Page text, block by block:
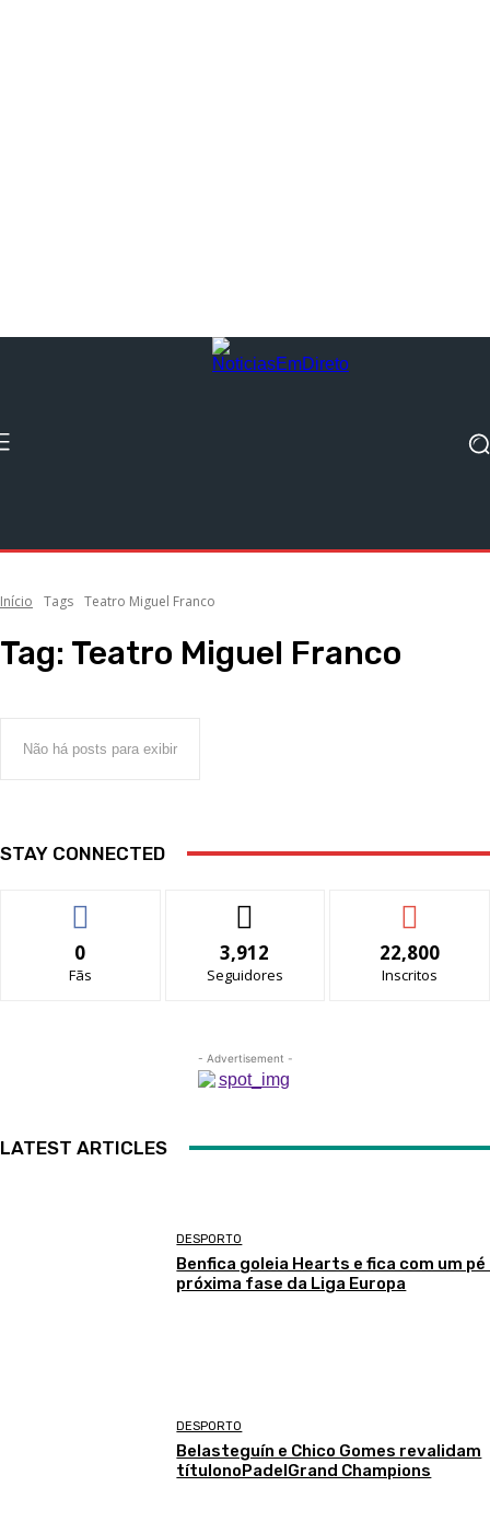
Início Tags Teatro Miguel Franco
Tag: Teatro Miguel Franco
Não há posts para exibir
STAY CONNECTED
0
Fãs
3,912
Seguidores
22,800
Inscritos
- Advertisement -
LATEST ARTICLES
DESPORTO
Benfica goleia Hearts e fica com um pé
próxima fase da Liga Europa
DESPORTO
Belasteguín e Chico Gomes revalidam
títulonoPadelGrand Champions